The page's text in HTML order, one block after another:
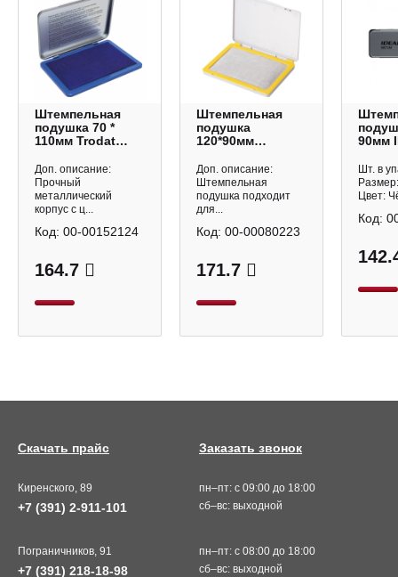
Штемпельная
подушка 70 *
110мм Trodat
метал.уп. 190089
Доп. описание:
Прочный
металлический
корпус с ц...
164.7
Код: 00-00152124
Штемпельная
подушка
120*90мм
неокрашенная,
пласт.уп. 236870
Доп. описание:
Штемпельная
подушка подходит
для...
171.7
Код: 00-00080223
90мм
уп.
Шт. в
Цвет:
Код:
Киренского, 89
+7 (391) 2-911-101
пн–пт: с 09:00 до 18:00
сб–вс: выходной
Пограничников, 91
+7 (391) 218-18-98
пн–пт: с 08:00 до 18:00
сб–вс: выходной
Заказать звонок
Скачать прайс